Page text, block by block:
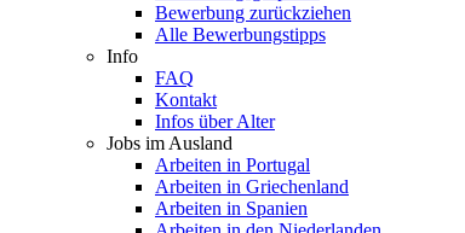
Bewerbung zurückziehen
Alle Bewerbungstipps
Info
FAQ
Kontakt
Infos über Alter
Jobs im Ausland
Arbeiten in Portugal
Arbeiten in Griechenland
Arbeiten in Spanien